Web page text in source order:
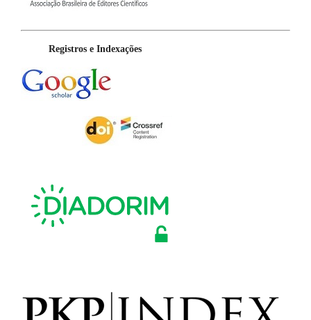
Registros e Indexações